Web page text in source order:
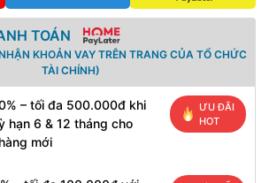
TOÁN
KHOẢN VAY TRÊN TRANG CỦA TỔ CHỨC
TÀI CHÍNH)
– tối đa 500.000đ khi
hạn 6 & 12 tháng cho
mới
ƯU ĐÃI
HOT